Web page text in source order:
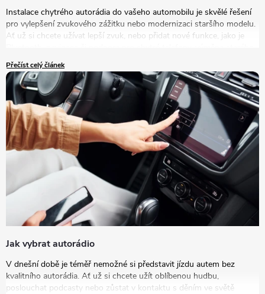
Instalace chytrého autorádia do vašeho automobilu je skvělé řešení
pro vylepšení zvukového zážitku nebo modernizaci staršího modelu.
Ať už si chcete užívat lepší zvuk, nebo přidat nové funkce, jako je
autorádia za nový model je tou správnou volbou.
Přečíst celý článek
Jak vybrat autorádio
V dnešní době je téměř nemožné si představit jízdu autem bez
kvalitního autorádia. Ať už si chcete užít oblíbenou hudbu,
poslouchat podcasty nebo zůstat v kontaktu s děním ve světě